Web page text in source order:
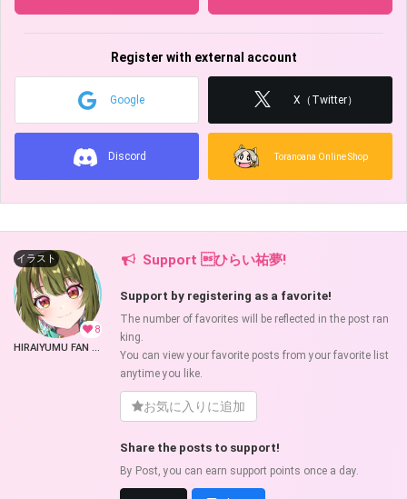
Register with external account
Google X（Twitter）
Discord Toranoana Online Shop
8
イラスト
HIRAIYUMU FAN ROOM (ひらい祐夢)
Support ひらい祐夢!
Support by registering as a favorite!
The number of favorites will be reflected in the post ran
king.
You can view your favorite posts from your favorite list
anytime you like.
お気に入りに追加
Share the posts to support!
By Post, you can earn support points once a day.